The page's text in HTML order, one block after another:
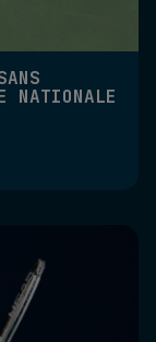
NATIONALE